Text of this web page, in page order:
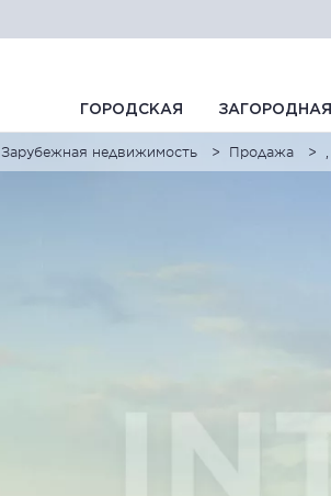
ГОРОДСКАЯ ЗАГОРОДНАЯ
Зарубежная недвижимость Продажа